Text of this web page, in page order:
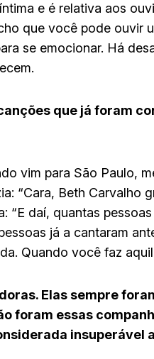
e é relativa aos
que você pode ouvir
se emocionar. Há
que já foram
vim para São Paulo,
“Cara, Beth Carvalho
“E daí, quantas
já a cantaram
Quando você faz
Elas sempre
foram essas
insuperável